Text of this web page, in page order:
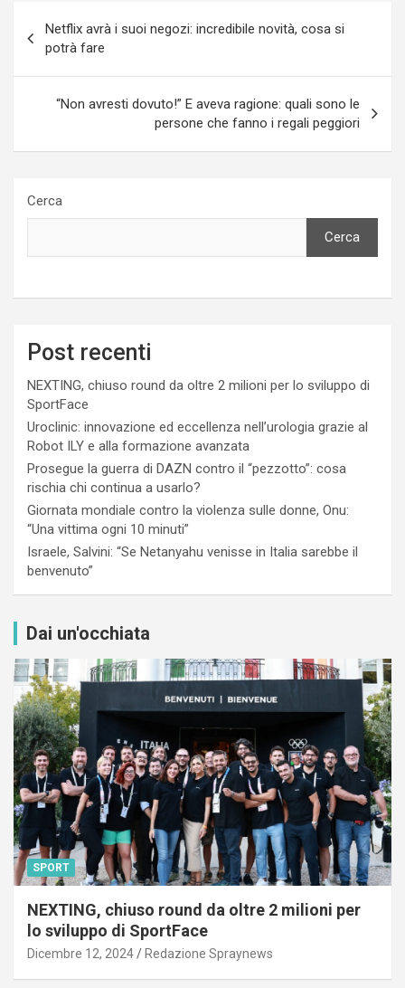
articoli
Netflix avrà i suoi negozi: incredibile novità, cosa si
potrà fare
“Non avresti dovuto!” E aveva ragione: quali sono le
persone che fanno i regali peggiori
Cerca
Cerca
Post recenti
NEXTING, chiuso round da oltre 2 milioni per lo sviluppo di
SportFace
Uroclinic: innovazione ed eccellenza nell’urologia grazie al
Robot ILY e alla formazione avanzata
Prosegue la guerra di DAZN contro il “pezzotto”: cosa
rischia chi continua a usarlo?
Giornata mondiale contro la violenza sulle donne, Onu:
“Una vittima ogni 10 minuti”
Israele, Salvini: “Se Netanyahu venisse in Italia sarebbe il
benvenuto”
Dai un'occhiata
SPORT
NEXTING, chiuso round da oltre 2 milioni per
lo sviluppo di SportFace
Dicembre 12, 2024 Redazione Spraynews